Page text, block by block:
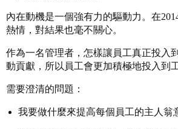
內在動機是一個強有力的驅動力。在
熱情，對結果也毫不關心。
作為一名管理者，怎樣讓員工真正投入
動貢獻，所以員工會更加積極地投入到
需要澄清的問題：
我要做什麼來提高每個員工的主人翁